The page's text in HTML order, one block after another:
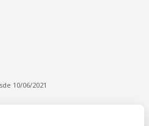
10/06/2021